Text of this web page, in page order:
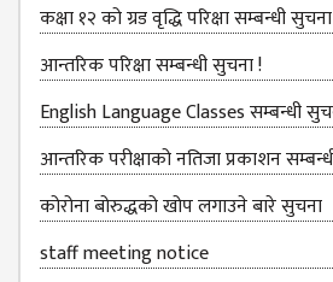
MANAGEMENT
SEMESTERS
MBS SECOND
SEMESTERS
MBS THIRD
SEMESTERS
कक्षा १२ को ग्रड वृद्धि परिक्षा सम्बन्धी
आन्तरिक परिक्षा सम्बन्धी सुचना !
English Language Classes सम्बन्धी
आन्तरिक परीक्षाको नतिजा प्रकाशन
कोरोना बोरुद्धको खोप लगाउने बारे सुचना
staff meeting notice